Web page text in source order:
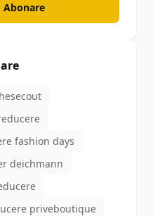
Abonare
fashion days
deichmann
priveboutique